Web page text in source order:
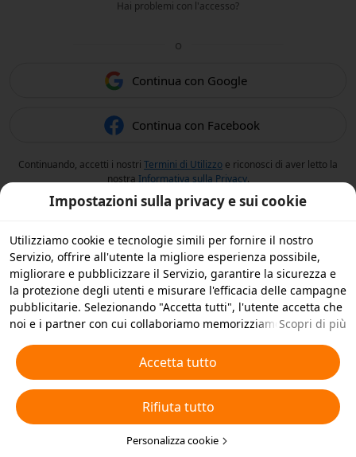
Hai problemi con l'accesso?
o
Continua con Google
Continua con Facebook
Continuando, accetti i nostri Termini di Utilizzo e riconosci di aver letto la
nostra Informativa sulla Privacy.
Impostazioni sulla privacy e sui cookie
Utilizziamo cookie e tecnologie simili per fornire il nostro
Servizio, offrire all'utente la migliore esperienza possibile,
migliorare e pubblicizzare il Servizio, garantire la sicurezza e
la protezione degli utenti e misurare l'efficacia delle campagne
pubblicitarie. Selezionando "Accetta tutti", l'utente accetta che
noi e i partner con cui collaboriamo memorizziamo cookie e
pubblicitari. L'utente può anche selezionare "Rifiuta tutti" per i
cookie non essenziali, oppure scegliere quali tipi di cookie
accettare o disattivare cliccando su "Personalizza cookie" qui
sotto o in qualsiasi momento nelle impostazioni sulla privacy.
Per ulteriori informazioni, visualizza la nostraInformativa sui
Cookie e sulle Tecnologie Simili.
Scopri di più
Accetta tutto
Rifiuta tutto
Personalizza cookie